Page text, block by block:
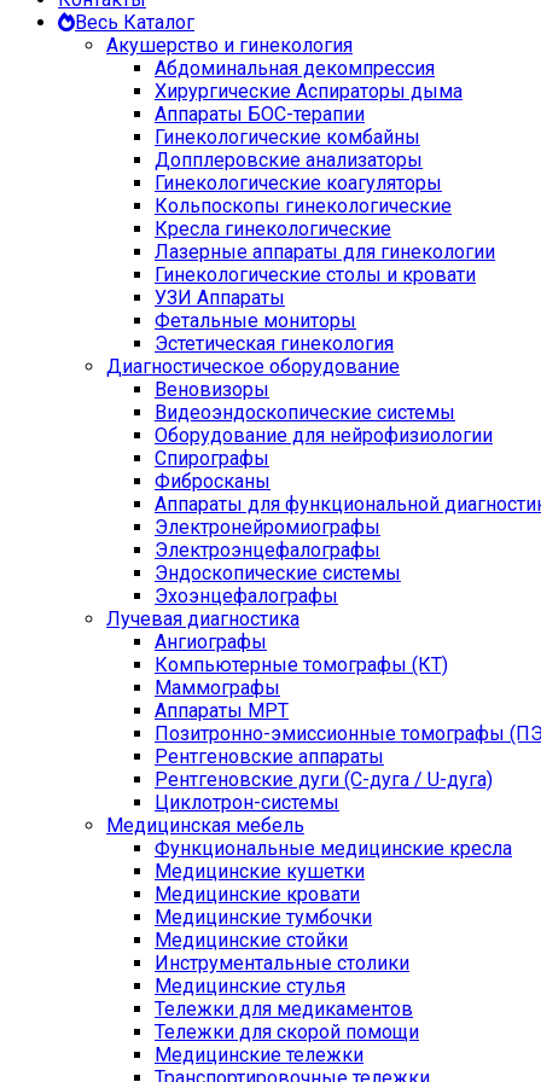
Весь Каталог
Акушерство и гинекология
Абдоминальная декомпрессия
Хирургические Аспираторы дыма
Аппараты БОС-терапии
Гинекологические комбайны
Допплеровские анализаторы
Гинекологические коагуляторы
Кольпоскопы гинекологические
Кресла гинекологические
Лазерные аппараты для гинекологии
Гинекологические столы и кровати
УЗИ Аппараты
Фетальные мониторы
Эстетическая гинекология
Диагностическое оборудование
Веновизоры
Видеоэндоскопические системы
Оборудование для нейрофизиологии
Спирографы
Фибросканы
Аппараты для функциональной
Электронейромиографы
Электроэнцефалографы
Эндоскопические системы
Эхоэнцефалографы
Лучевая диагностика
Ангиографы
Компьютерные томографы (КТ)
Маммографы
Аппараты МРТ
Позитронно-эмиссионные томографы
Рентгеновские аппараты
Рентгеновские дуги (С-дуга / U-дуга)
Циклотрон-системы
Медицинская мебель
Функциональные медицинские кресла
Медицинские кушетки
Медицинские кровати
Медицинские тумбочки
Медицинские стойки
Инструментальные столики
Медицинские стулья
Тележки для медикаментов
Тележки для скорой помощи
Медицинские тележки